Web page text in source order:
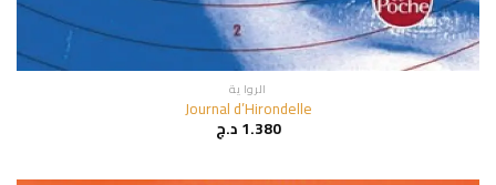
الروا ية
Journal d’Hirondelle
1.380د.ج